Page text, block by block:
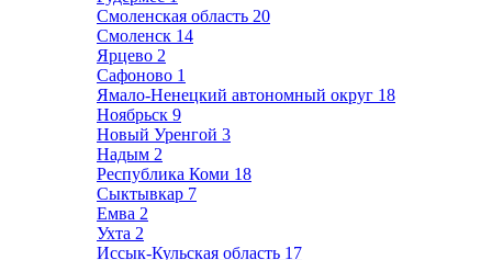
Смоленская область 20
Смоленск 14
Ярцево 2
Сафоново 1
Ямало-Ненецкий автономный округ 18
Ноябрьск 9
Новый Уренгой 3
Надым 2
Республика Коми 18
Сыктывкар 7
Емва 2
Ухта 2
Иссык-Кульская область 17